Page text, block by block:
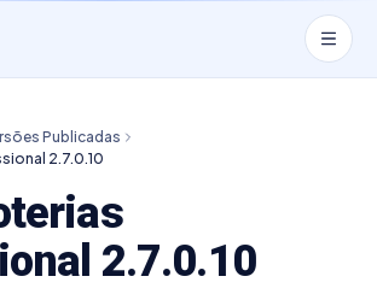
Publicadas
2.7.0.10
2.7.0.10